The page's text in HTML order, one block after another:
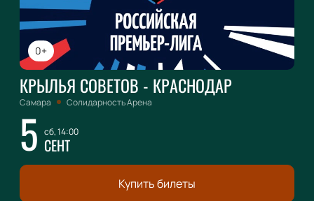
0+
КРЫЛЬЯ СОВЕТОВ - КРАСНОДАР
Самара Солидарность Арена
5 сб, 14:00
СЕНТ
Купить билеты